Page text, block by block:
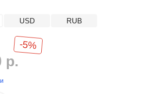
USD RUB
-5%
р.